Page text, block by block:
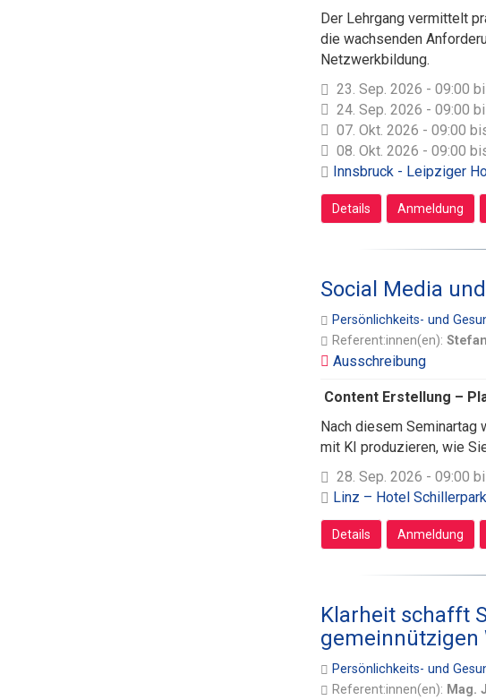
Der Lehrgang vermittelt
die wachsenden
Netzwerkbildung.
23. Sep. 2026 - 09:00
24. Sep. 2026 - 09:00
07. Okt. 2026 - 09:00
08. Okt. 2026 - 09:00
Innsbruck - Leipziger
Details Anmeldung
Social Media
Persönlichkeits- und
Referent:innen(en):
Content Erstellung –
Nach diesem
mit KI produzieren, wie
28. Sep. 2026 - 09:00
Linz – Hotel
Details Anmeldung
Klarheit schafft
Persönlichkeits- und
Referent:innen(en): Mag.